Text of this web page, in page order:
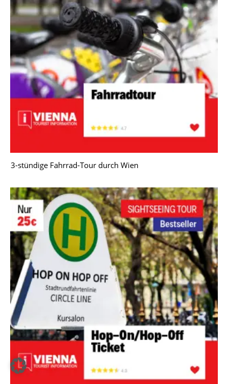
3-stündige Fahrrad-Tour durch Wien